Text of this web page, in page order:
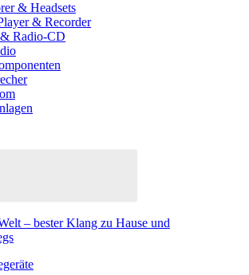
& Headsets
& Recorder
Radio-CD
– bester Klang zu Hause und